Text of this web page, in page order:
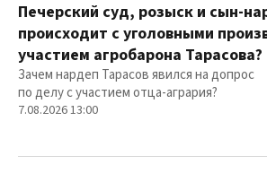
Печерский суд, розыск и сын-
происходит с уголовными
участием агробарона Тарасова?
Зачем нардеп Тарасов явился на допрос
по делу с участием отца-агрария?
7.08.2026 13:00